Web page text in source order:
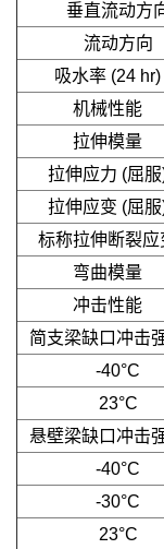
垂直流动方
流动方向
吸水率 (24 hr)
机械性能
拉伸模量
拉伸应力 (屈服
拉伸应变 (屈服
标称拉伸断裂应
弯曲模量
冲击性能
简支梁缺口冲击
-40°C
23°C
悬壁梁缺口冲击
-40°C
-30°C
23°C